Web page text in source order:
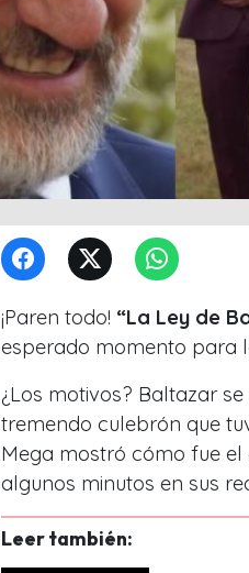
¡Paren todo! “La Ley de
esperado momento para
¿Los motivos? Baltazar
tremendo culebrón que
Mega mostró cómo fue
algunos minutos en sus
Leer también: